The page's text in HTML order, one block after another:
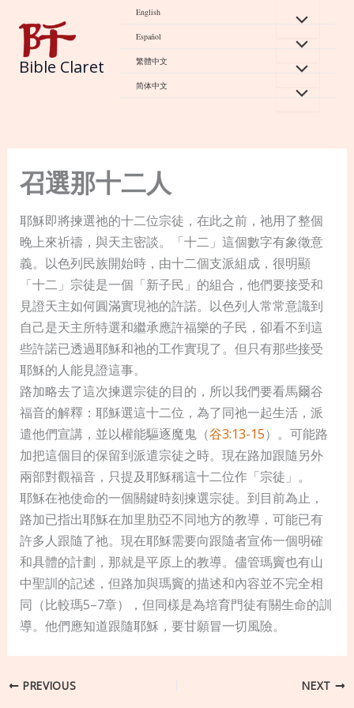
content
Bible Claret
English
Español
繁體中文
简体中文
召選那十二人
耶穌即將揀選祂的十二位宗徒，在此之前，祂用了整個
晚上來祈禱，與天主密談。「十二」這個數字有象徵意
義。以色列民族開始時，由十二個支派組成，很明顯
「十二」宗徒是一個「新子民」的組合，他們要接受和
見證天主如何圓滿實現祂的許諾。以色列人常常意識到
自己是天主所特選和繼承應許福樂的子民，卻看不到這
些許諾已透過耶穌和祂的工作實現了。但只有那些接受
耶穌的人能見證這事。
路加略去了這次揀選宗徒的目的，所以我們要看馬爾谷
福音的解釋：耶穌選這十二位，為了同祂一起生活，派
遣他們宣講，並以權能驅逐魔鬼（谷3:13-15）。可能路
加把這個目的保留到派遣宗徒之時。現在路加跟隨另外
兩部對觀福音，只提及耶穌稱這十二位作「宗徒」。
耶穌在祂使命的一個關鍵時刻揀選宗徒。到目前為止，
路加已指出耶穌在加里肋亞不同地方的教導，可能已有
許多人跟隨了祂。現在耶穌需要向跟隨者宣佈一個明確
和具體的計劃，那就是平原上的教導。儘管瑪竇也有山
中聖訓的記述，但路加與瑪竇的描述和內容並不完全相
同（比較瑪5–7章），但同樣是為培育門徒有關生命的訓
導。他們應知道跟隨耶穌，要甘願冒一切風險。
PREVIOUS NEXT